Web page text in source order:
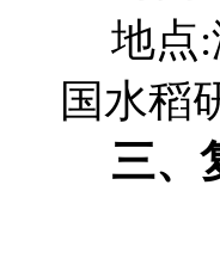
地点
国水稻
三、